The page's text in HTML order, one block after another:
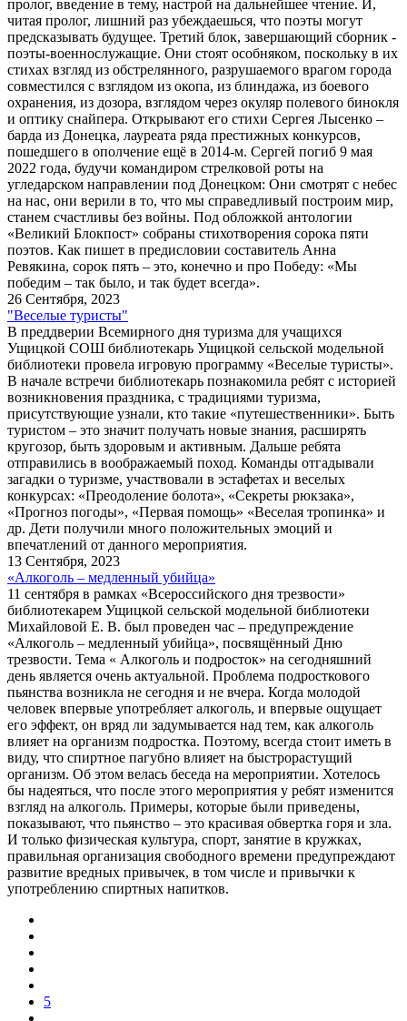
пролог, введение в тему, настрой на дальнейшее чтение. И,
читая пролог, лишний раз убеждаешься, что поэты могут
предсказывать будущее. Третий блок, завершающий сборник -
поэты-военнослужащие. Они стоят особняком, поскольку в их
стихах взгляд из обстрелянного, разрушаемого врагом города
совместился с взглядом из окопа, из блиндажа, из боевого
охранения, из дозора, взглядом через окуляр полевого бинокля
и оптику снайпера. Открывают его стихи Сергея Лысенко –
барда из Донецка, лауреата ряда престижных конкурсов,
пошедшего в ополчение ещё в 2014-м. Сергей погиб 9 мая
2022 года, будучи командиром стрелковой роты на
угледарском направлении под Донецком: Они смотрят с небес
на нас, они верили в то, что мы справедливый построим мир,
станем счастливы без войны. Под обложкой антологии
«Великий Блокпост» собраны стихотворения сорока пяти
поэтов. Как пишет в предисловии составитель Анна
Ревякина, сорок пять – это, конечно и про Победу: «Мы
победим – так было, и так будет всегда».
26 Сентября, 2023
"Веселые туристы"
В преддверии Всемирного дня туризма для учащихся
Ущицкой СОШ библиотекарь Ущицкой сельской модельной
библиотеки провела игровую программу «Веселые туристы».
В начале встречи библиотекарь познакомила ребят с историей
возникновения праздника, с традициями туризма,
присутствующие узнали, кто такие «путешественники». Быть
туристом – это значит получать новые знания, расширять
кругозор, быть здоровым и активным. Дальше ребята
отправились в воображаемый поход. Команды отгадывали
загадки о туризме, участвовали в эстафетах и веселых
конкурсах: «Преодоление болота», «Секреты рюкзака»,
«Прогноз погоды», «Первая помощь» «Веселая тропинка» и
др. Дети получили много положительных эмоций и
впечатлений от данного мероприятия.
13 Сентября, 2023
«Алкоголь – медленный убийца»
11 сентября в рамках «Всероссийского дня трезвости»
библиотекарем Ущицкой сельской модельной библиотеки
Михайловой Е. В. был проведен час – предупреждение
«Алкоголь – медленный убийца», посвящённый Дню
трезвости. Тема « Алкоголь и подросток» на сегодняшний
день является очень актуальной. Проблема подросткового
пьянства возникла не сегодня и не вчера. Когда молодой
человек впервые употребляет алкоголь, и впервые ощущает
его эффект, он вряд ли задумывается над тем, как алкоголь
влияет на организм подростка. Поэтому, всегда стоит иметь в
виду, что спиртное пагубно влияет на быстрорастущий
организм. Об этом велась беседа на мероприятии. Хотелось
бы надеяться, что после этого мероприятия у ребят изменится
взгляд на алкоголь. Примеры, которые были приведены,
показывают, что пьянство – это красивая обвертка горя и зла.
И только физическая культура, спорт, занятие в кружках,
правильная организация свободного времени предупреждают
развитие вредных привычек, в том числе и привычки к
употреблению спиртных напитков.
5